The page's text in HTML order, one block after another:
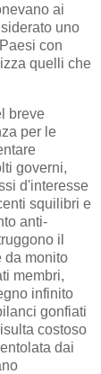
ai
uno
con
quelli che
breve
per le
governi,
d'interesse
squilibri e
anti-
il
da monito
membri,
infinito
gonfiati
costoso
dai